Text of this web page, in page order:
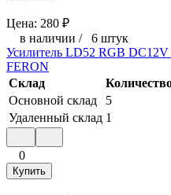
Цена: 280 ₽
в наличии / 6 штук
Усилитель LD52 RGB
FERON
Склад
Основной склад
5
Удаленный склад 1
0
Купить